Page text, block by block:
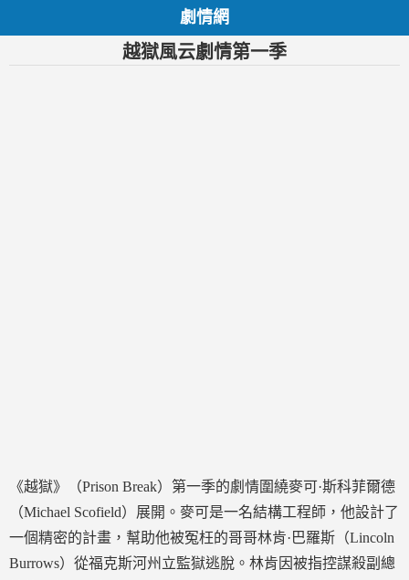
劇情網
越獄風云劇情第一季
《越獄》（Prison Break）第一季的劇情圍繞麥可·斯科菲爾德
（Michael Scofield）展開。麥可是一名結構工程師，他設計了
一個精密的計畫，幫助他被冤枉的哥哥林肯·巴羅斯（Lincoln
Burrows）從福克斯河州立監獄逃脫。林肯因被指控謀殺副總